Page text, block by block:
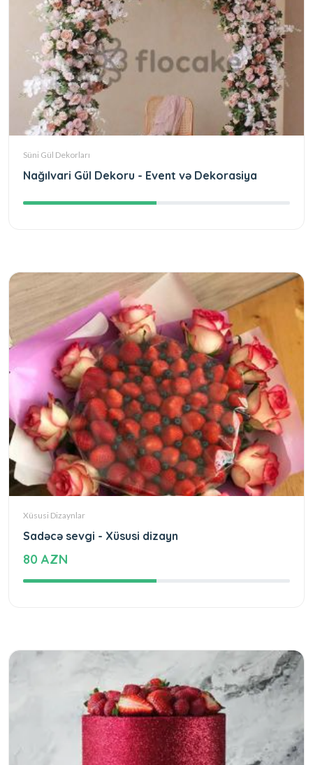
Süni Gül Dekorları
Nağılvari Gül Dekoru - Event və Dekorasiya
Xüsusi Dizaynlar
Sadəcə sevgi - Xüsusi dizayn
80 AZN